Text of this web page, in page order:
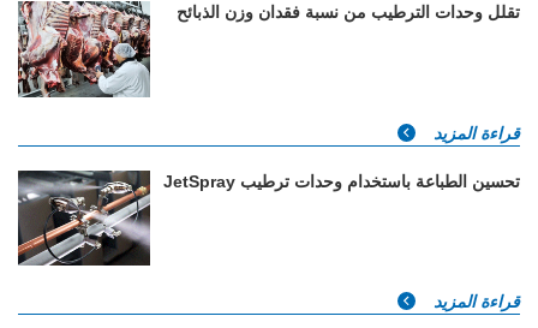
تقلل وحدات الترطيب من نسبة فقدان وزن الذبائح
قراءة المزيد
تحسين الطباعة باستخدام وحدات ترطيب JetSpray
قراءة المزيد